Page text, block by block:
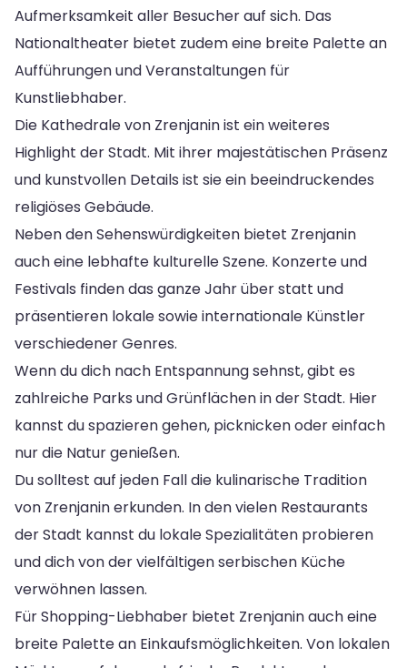
Aufmerksamkeit aller Besucher auf sich. Das
Nationaltheater bietet zudem eine breite Palette an
Aufführungen und Veranstaltungen für
Kunstliebhaber.
Die Kathedrale von Zrenjanin ist ein weiteres
Highlight der Stadt. Mit ihrer majestätischen Präsenz
und kunstvollen Details ist sie ein beeindruckendes
religiöses Gebäude.
Neben den Sehenswürdigkeiten bietet Zrenjanin
auch eine lebhafte kulturelle Szene. Konzerte und
Festivals finden das ganze Jahr über statt und
präsentieren lokale sowie internationale Künstler
verschiedener Genres.
Wenn du dich nach Entspannung sehnst, gibt es
zahlreiche Parks und Grünflächen in der Stadt. Hier
kannst du spazieren gehen, picknicken oder einfach
nur die Natur genießen.
Du solltest auf jeden Fall die kulinarische Tradition
von Zrenjanin erkunden. In den vielen Restaurants
der Stadt kannst du lokale Spezialitäten probieren
und dich von der vielfältigen serbischen Küche
verwöhnen lassen.
Für Shopping-Liebhaber bietet Zrenjanin auch eine
breite Palette an Einkaufsmöglichkeiten. Von lokalen